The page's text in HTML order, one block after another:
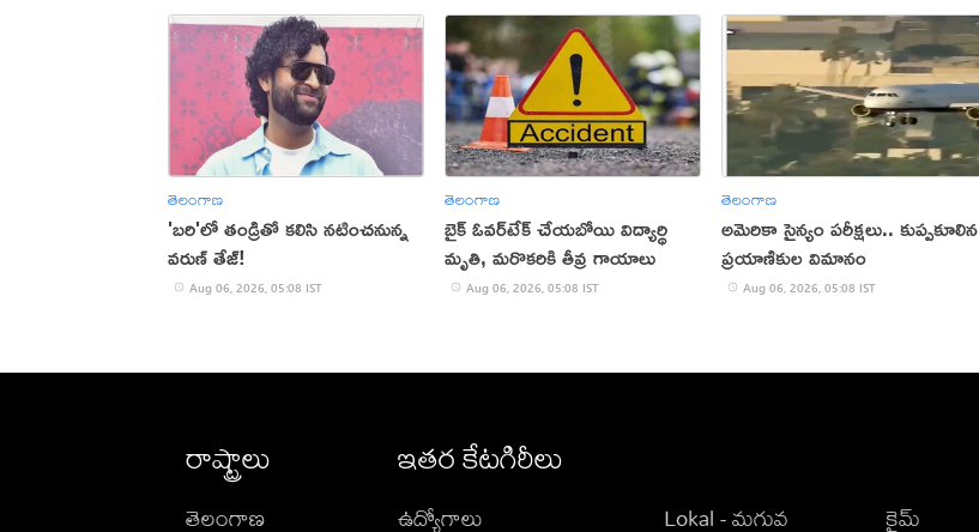
తెలంగాణ
'బరి'లో తండ్రితో కలిసి నటించనున్న
వరుణ్ తేజ్!
Aug 06, 2026, 05:08 IST
తెలంగాణ
బైక్ ఓవర్‌టేక్ చేయబోయి విద్యార్థి
మృతి, మరొకరికి తీవ్ర గాయాలు
Aug 06, 2026, 05:08 IST
తెలంగాణ
అమెరికా సైన్యం పరీక్షలు.. కుప్పకూలిన
ప్రయాణికుల విమానం
Aug 06, 2026, 05:08 IST
రాష్ట్రాలు
తెలంగాణ
ఇతర కేటగిరీలు
ఉద్యోగాలు
Lokal - మగువ
క్రైమ్